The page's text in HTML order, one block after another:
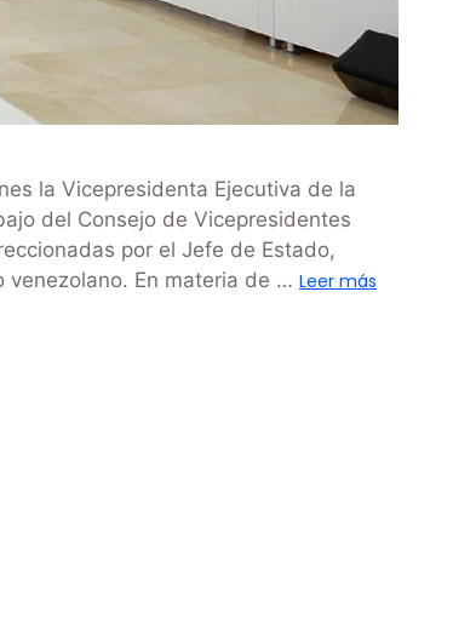
la Vicepresidenta Ejecutiva de la
del Consejo de Vicepresidentes
por el Jefe de Estado,
venezolano. En materia de … Leer más